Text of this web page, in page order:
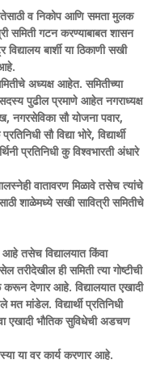
व निकोप आणि समता मुलक
समिती गटन करण्याबाबत शासन
बार्शी या ठिकाणी सखी
अध्यक्ष आहेत. समितीच्या
सदस्य पुढील प्रमाणे आहेत नगराध्यक्ष
नगरसेविका सौ योजना पवार,
सौ विद्या भोरे, विद्यार्थी
प्रतिनिधी कु विश्वभारती अंधारे
वातावरण मिळावे तसेच त्यांचे
शाळेमध्ये सखी सावित्री समितीचे
आहे तसेच विद्यालयात किंवा
तरीदेखील ही समिती त्या गोष्टीची
करून देणार आहे. विद्यालयात एखादी
मांडेल. विद्यार्थी प्रतिनिधी
एखादी भौतिक सुविधेची अडचण
या वर कार्य करणार आहे.